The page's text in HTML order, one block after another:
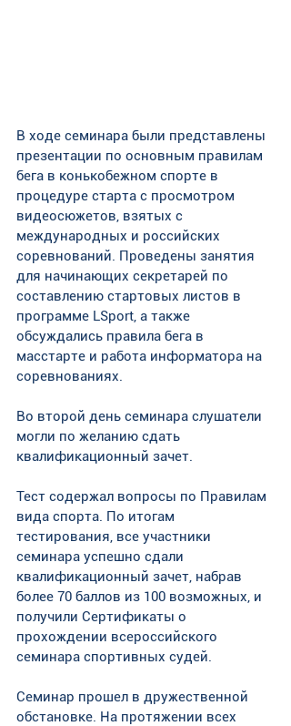
В ходе семинара были представлены
презентации по основным правилам
бега в конькобежном спорте в
процедуре старта с просмотром
видеосюжетов, взятых с
международных и российских
соревнований. Проведены занятия
для начинающих секретарей по
составлению стартовых листов в
программе LSport, а также
обсуждались правила бега в
масстарте и работа информатора на
соревнованиях.
Во второй день семинара слушатели
могли по желанию сдать
квалификационный зачет.
Тест содержал вопросы по Правилам
вида спорта. По итогам
тестирования, все участники
семинара успешно сдали
квалификационный зачет, набрав
более 70 баллов из 100 возможных, и
получили Сертификаты о
прохождении всероссийского
семинара спортивных судей.
Семинар прошел в дружественной
обстановке. На протяжении всех